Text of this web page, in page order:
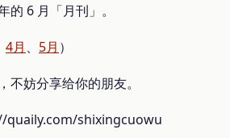
6 月「月刊」。
4月 、 5月 ）
不妨分享给你的朋友。
quaily.com/shixingcuowu